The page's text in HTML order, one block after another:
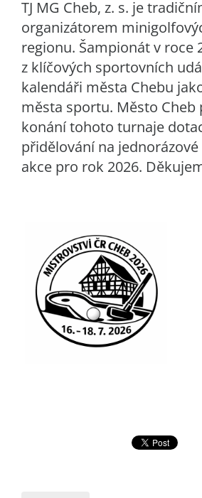
TJ MG Cheb, z. s. je
organizátorem
regionu. Šampionát v roce
z klíčových sportovních
kalendáři města Chebu
města sportu. Město Cheb
konání tohoto turnaje
přidělování na
akce pro rok 2026.